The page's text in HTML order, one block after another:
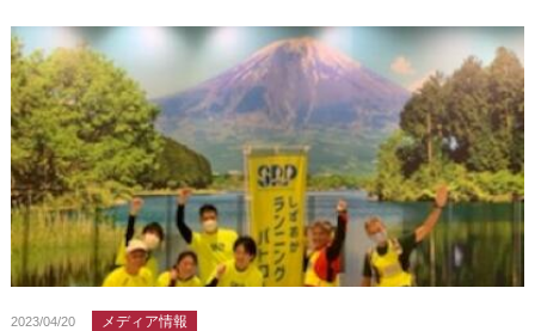
2023/04/20 メディア情報